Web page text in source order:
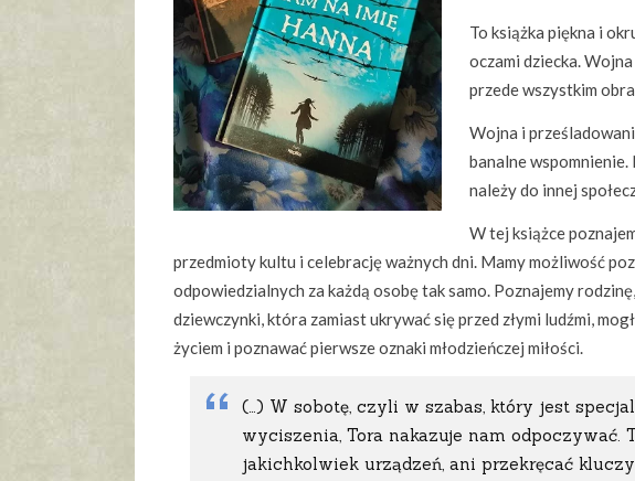
To książka piękna i
oczami dziecka.
przede wszystkim
Wojna i
banalne wspomnienie.
należy do innej
W tej książce
przedmioty kultu i celebrację ważnych dni. Mamy możliwość
odpowiedzialnych za każdą osobę tak samo. Poznajemy
dziewczynki, która zamiast ukrywać się przed złymi ludźmi,
życiem i poznawać pierwsze oznaki młodzieńczej miłości.
(…) W sobotę, czyli w szabas, który jest
wyciszenia, Tora nakazuje nam odpoczywać.
jakichkolwiek urządzeń, ani przekręcać